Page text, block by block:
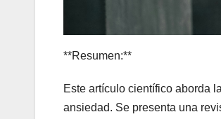
**Resumen:**
Este artículo científico aborda
ansiedad. Se presenta una